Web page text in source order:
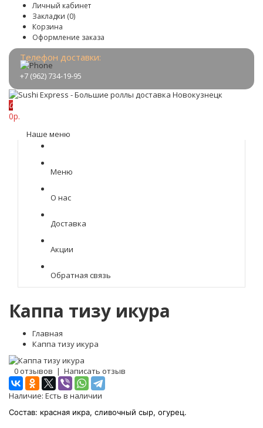
Личный кабинет
Закладки (0)
Корзина
Оформление заказа
Телефон доставки:
+7 (962) 734-19-95
0
0р.
Наше меню
Меню
О нас
Доставка
Акции
Обратная связь
Каппа тизу икура
Главная
Каппа тизу икура
0 отзывов | Написать отзыв
Наличие: Есть в наличии
Состав: красная икра, сливочный сыр, огурец.